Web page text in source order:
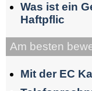
Was ist ein
Haftpflic
Am besten
Mit der EC